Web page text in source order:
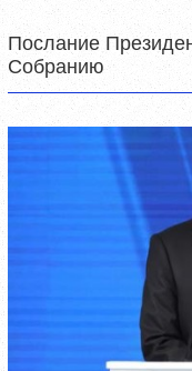
Послание
Собранию